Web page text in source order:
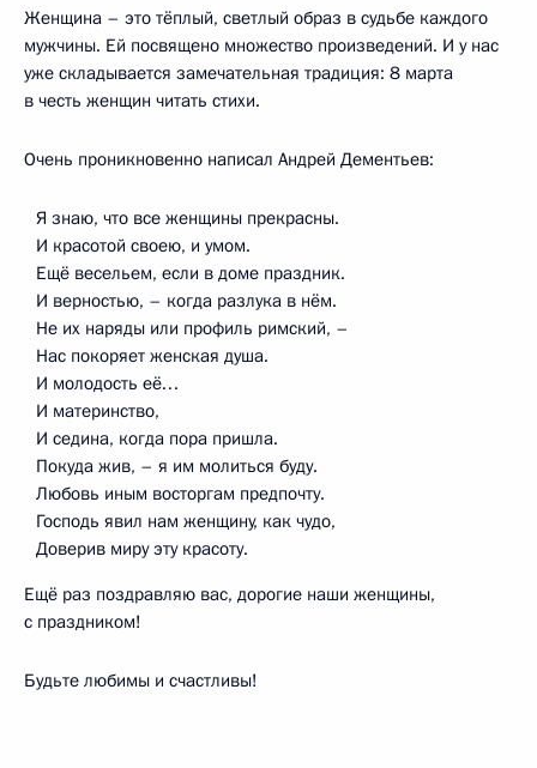
Женщина – это тёплый, светлый образ в судьбе каждого
мужчины. Ей посвящено множество произведений. И у нас
уже складывается замечательная традиция: 8 марта
в честь женщин читать стихи.
Очень проникновенно написал Андрей Дементьев:
Я знаю, что все женщины прекрасны.
И красотой своею, и умом.
Ещё весельем, если в доме праздник.
И верностью, – когда разлука в нём.
Не их наряды или профиль римский, –
Нас покоряет женская душа.
И молодость её…
И материнство,
И седина, когда пора пришла.
Покуда жив, – я им молиться буду.
Любовь иным восторгам предпочту.
Господь явил нам женщину, как чудо,
Доверив миру эту красоту.
Ещё раз поздравляю вас, дорогие наши женщины,
с праздником!
Будьте любимы и счастливы!